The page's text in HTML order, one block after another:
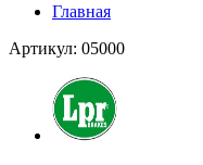
Главная
Артикул: 05000